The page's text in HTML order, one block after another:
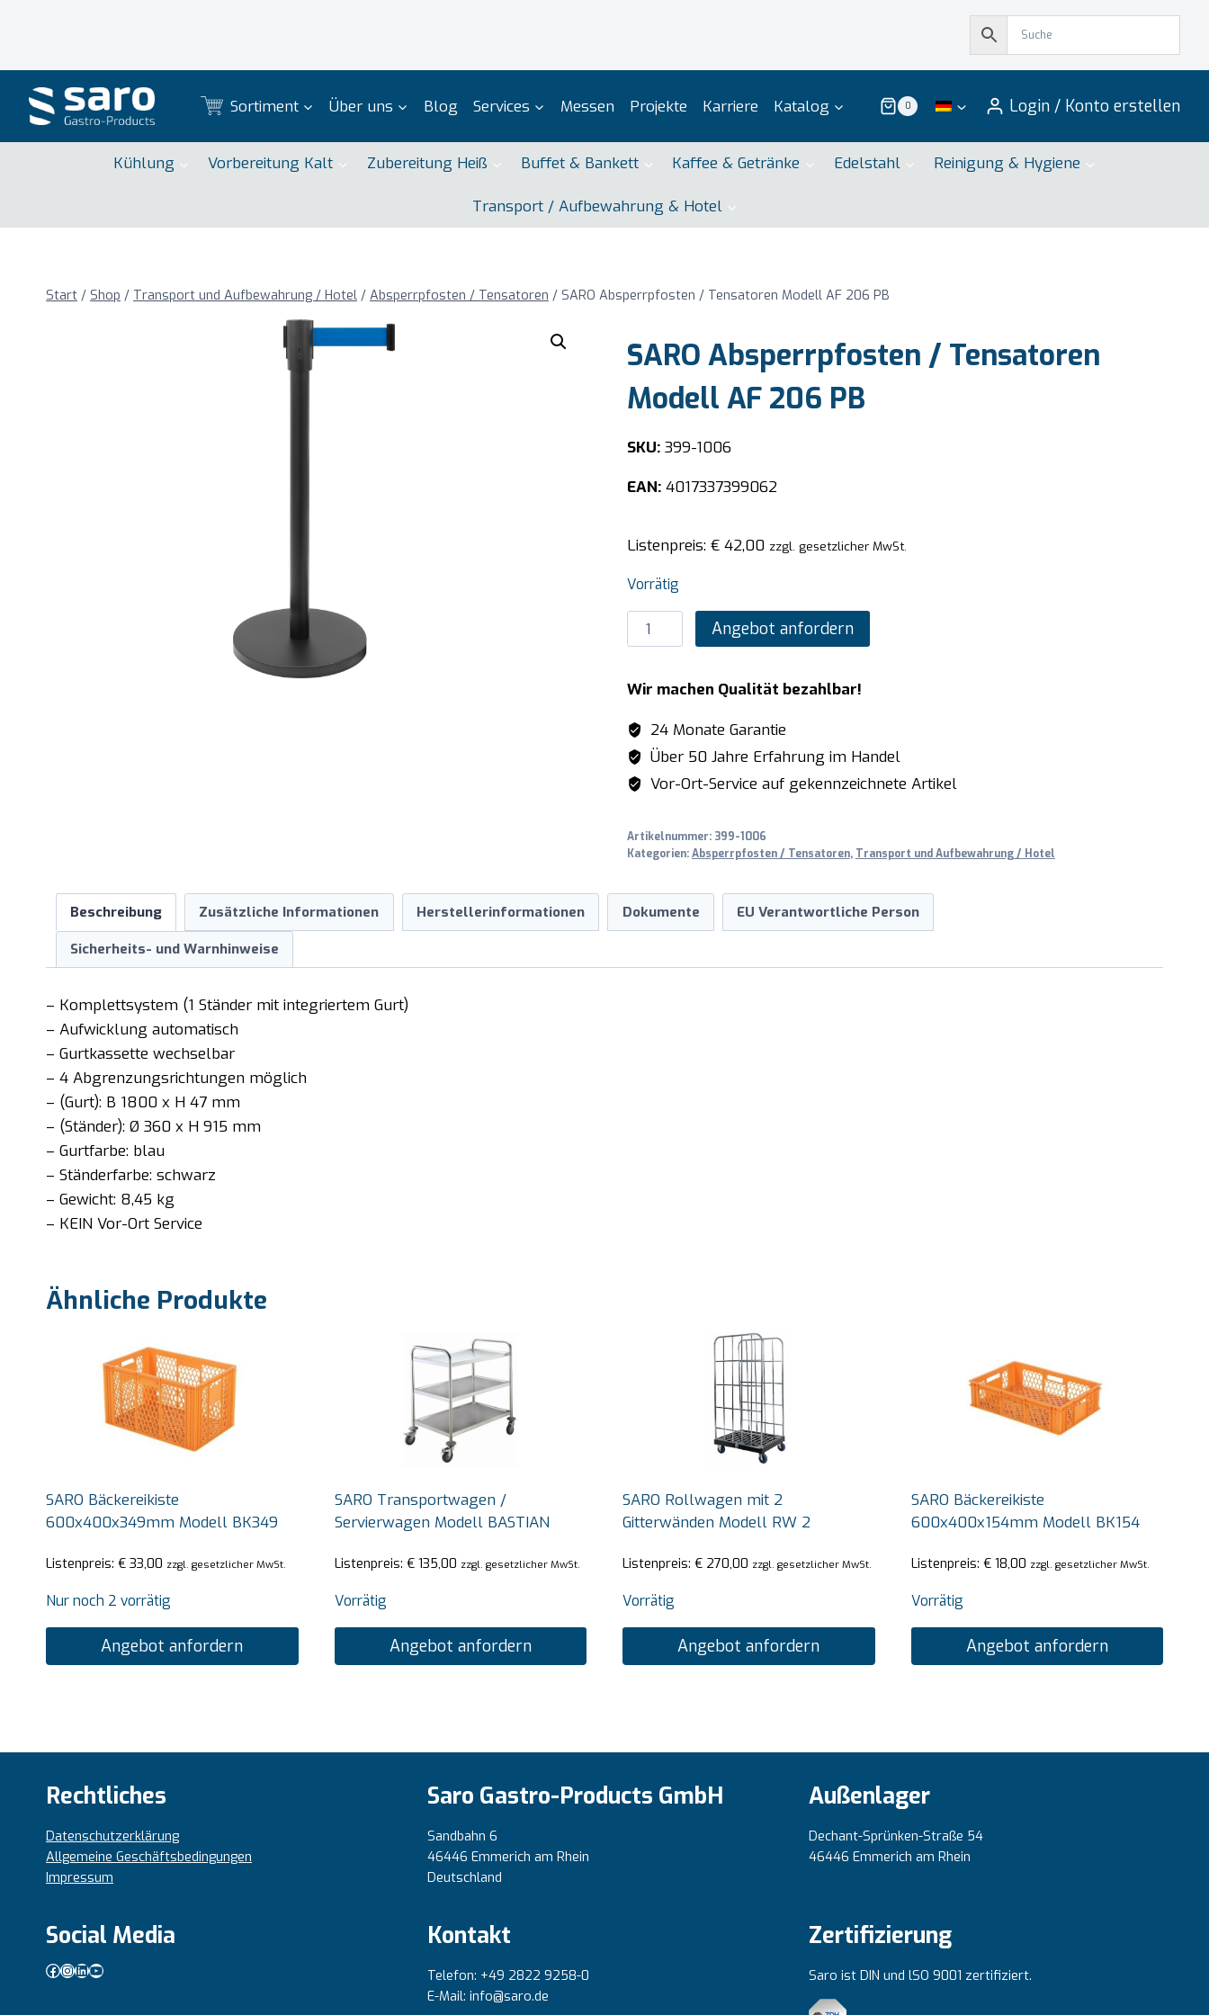
Sortiment Über uns Blog Services Messen Projekte Karriere Katalog 0 Login / Konto erstellen
Kühlung Vorbereitung Kalt Zubereitung Heiß Buffet & Bankett Kaffee & Getränke Edelstahl Reinigung & Hygiene
Transport / Aufbewahrung & Hotel
Start / Shop / Transport und Aufbewahrung / Hotel / Absperrpfosten / Tensatoren / SARO Absperrpfosten / Tensatoren Modell AF 206 PB
SARO Absperrpfosten / Tensatoren
Modell AF 206 PB
SKU:399-1006
EAN:4017337399062
Listenpreis: €42,00 zzgl. gesetzlicher MwSt.
Vorrätig
SARO
Absperrpfosten
Tensatoren
Modell
AF
206
PB
Angebot anfordern
Wir machen Qualität bezahlbar!
24 Monate Garantie
Über 50 Jahre Erfahrung im Handel
Vor-Ort-Service auf gekennzeichnete Artikel
Artikelnummer: 399-1006
Kategorien:Absperrpfosten / Tensatoren, Transport und Aufbewahrung / Hotel
Beschreibung Zusätzliche Informationen Herstellerinformationen Dokumente EU Verantwortliche Person
Sicherheits- und Warnhinweise
– Komplettsystem (1 Ständer mit integriertem Gurt)
– Aufwicklung automatisch
– Gurtkassette wechselbar
– 4 Abgrenzungsrichtungen möglich
– (Gurt): B 1800 x H 47 mm
– (Ständer): Ø 360 x H 915 mm
– Gurtfarbe: blau
– Ständerfarbe: schwarz
– Gewicht: 8,45 kg
– KEIN Vor-Ort Service
Ähnliche Produkte
SARO Bäckereikiste
600x400x349mm Modell BK349
Listenpreis: € 33,00 zzgl. gesetzlicher MwSt.
Nur noch 2 vorrätig
Angebot anfordern
SARO Transportwagen /
Servierwagen Modell BASTIAN
Listenpreis: €135,00 zzgl. gesetzlicher MwSt.
Vorrätig
Angebot anfordern
SARO Rollwagen mit 2
Gitterwänden Modell RW 2
Listenpreis: € 270,00 zzgl. gesetzlicher MwSt.
Vorrätig
Angebot anfordern
SARO Bäckereikiste
600x400x154mm Modell BK154
Listenpreis: €18,00 zzgl. gesetzlicher MwSt.
Vorrätig
Angebot anfordern
Rechtliches
Datenschutzerklärung
Allgemeine Geschäftsbedingungen
Impressum
Saro Gastro-Products GmbH
Sandbahn 6
46446 Emmerich am Rhein
Deutschland
Außenlager
Dechant-Sprünken-Straße 54
46446 Emmerich am Rhein
Social Media
Facebook
Instagram
LinkedIn
YouTube
Kontakt
Telefon: +49 2822 9258-0
E-Mail: info@saro.de
Zertifizierung
Saro ist DIN und lSO 9001 zertifiziert.